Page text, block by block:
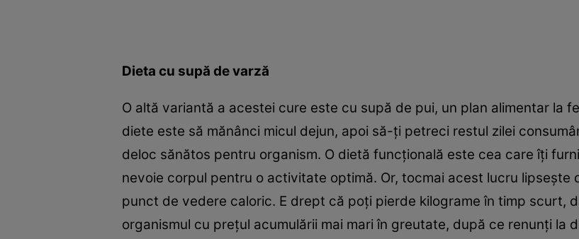
Dieta cu supă de varză
O altă variantă a acestei cure este cu supă de pui, un plan alimentar la
diete este să mănânci micul dejun, apoi să-ţi petreci restul zilei
deloc sănătos pentru organism. O dietă funcţională este cea care îţi
nevoie corpul pentru o activitate optimă. Or, tocmai acest lucru
punct de vedere caloric. E drept că poţi pierde kilograme în timp scurt,
organismul cu preţul acumulării mai mari în greutate, după ce renunţi la